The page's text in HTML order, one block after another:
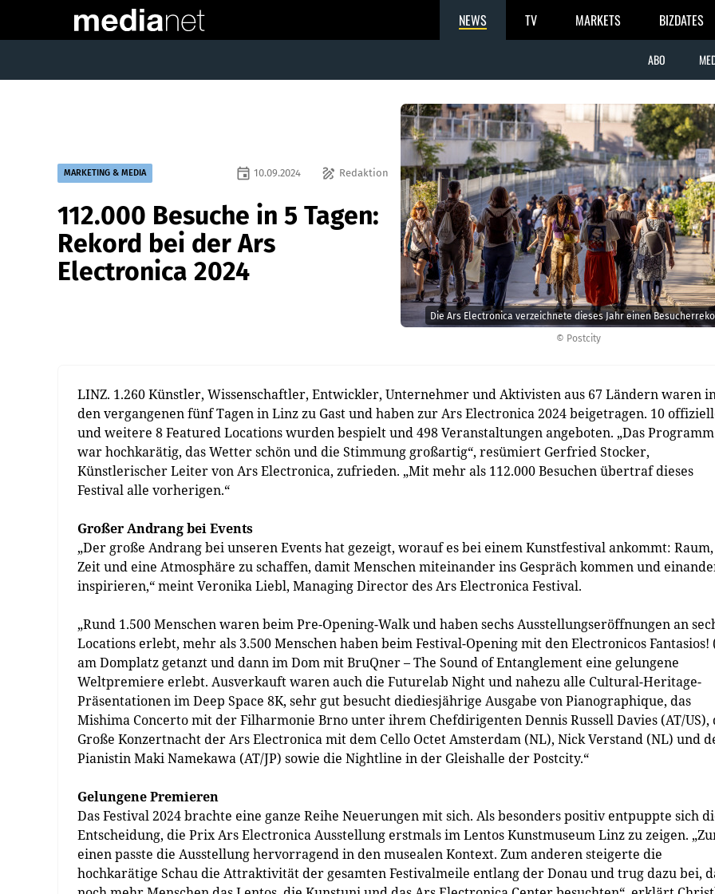
NEWS TV MARKETS BIZDATES
ABO
© Postcity
Die Ars Electronica verzeichnete dieses Jahr einen
MARKETING & MEDIA draw Redaktion
event 10.09.2024
112.000 Besuche in 5 Tagen:
Rekord bei der Ars
Electronica 2024
LINZ. 1.260 Künstler, Wissenschaftler, Entwickler, Unternehmer und Aktivisten aus 67 Ländern waren
den vergangenen fünf Tagen in Linz zu Gast und haben zur Ars Electronica 2024 beigetragen. 10
und weitere 8 Featured Locations wurden bespielt und 498 Veranstaltungen angeboten. „Das Programm
war hochkarätig, das Wetter schön und die Stimmung großartig“, resümiert Gerfried Stocker,
Künstlerischer Leiter von Ars Electronica, zufrieden. „Mit mehr als 112.000 Besuchen übertraf dieses
Festival alle vorherigen.“
Großer Andrang bei Events
„Der große Andrang bei unseren Events hat gezeigt, worauf es bei einem Kunstfestival ankommt: Raum,
Zeit und eine Atmosphäre zu schaffen, damit Menschen miteinander ins Gespräch kommen und
inspirieren,“ meint Veronika Liebl, Managing Director des Ars Electronica Festival.
„Rund 1.500 Menschen waren beim Pre-Opening-Walk und haben sechs Ausstellungseröffnungen an
Locations erlebt, mehr als 3.500 Menschen haben beim Festival-Opening mit den Electronicos Fantasios!
am Domplatz getanzt und dann im Dom mit BruQner – The Sound of Entanglement eine gelungene
Weltpremiere erlebt. Ausverkauft waren auch die Futurelab Night und nahezu alle Cultural-Heritage-
Präsentationen im Deep Space 8K, sehr gut besucht diediesjährige Ausgabe von Pianographique, das
Mishima Concerto mit der Filharmonie Brno unter ihrem Chefdirigenten Dennis Russell Davies (AT/US),
Große Konzertnacht der Ars Electronica mit dem Cello Octet Amsterdam (NL), Nick Verstand (NL) und
Pianistin Maki Namekawa (AT/JP) sowie die Nightline in der Gleishalle der Postcity.“
Gelungene Premieren
Das Festival 2024 brachte eine ganze Reihe Neuerungen mit sich. Als besonders positiv entpuppte sich
Entscheidung, die Prix Ars Electronica Ausstellung erstmals im Lentos Kunstmuseum Linz zu zeigen.
einen passte die Ausstellung hervorragend in den musealen Kontext. Zum anderen steigerte die
hochkarätige Schau die Attraktivität der gesamten Festivalmeile entlang der Donau und trug dazu bei,